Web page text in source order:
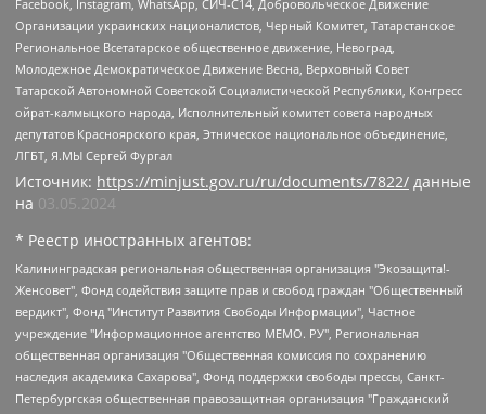
Facebook, Instagram, WhatsApp, СИЧ-С14, Добровольческое Движение
Организации украинских националистов, Черный Комитет, Татарстанское
Региональное Всетатарское общественное движение, Невоград,
Молодежное Демократическое Движение Весна, Верховный Совет
Татарской Автономной Советской Социалистической Республики, Конгресс
ойрат-калмыцкого народа, Исполнительный комитет совета народных
депутатов Красноярского края, Этническое национальное объединение,
ЛГБТ, Я.МЫ Сергей Фургал
Источник: https://minjust.gov.ru/ru/documents/7822/ данные
на 03.05.2024
* Реестр иностранных агентов:
Калининградская региональная общественная организация "Экозащита!-Женсовет", Фонд содействия защите прав и свобод граждан "Общественный вердикт", Фонд "Институт Развития Свободы Информации", Частное учреждение "Информационное агентство МЕМО. РУ", Региональная общественная организация "Общественная комиссия по сохранению наследия академика Сахарова", Фонд поддержки свободы прессы, Санкт-Петербургская общественная правозащитная организация "Гражданский контроль", Межрегиональная общественная организация "Информационно-просветительский центр "Мемориал", Региональный Фонд "Центр Защиты Прав Средств Массовой Информации", с 05.12.2023 Фонд "Центр Защиты Прав Средств массовой информации", Региональная общественная благотворительная организация помощи беженцам и мигрантам "Гражданское содействие", Негосударственное образовательное учреждение дополнительного профессионального образования (повышение квалификации) специалистов "АКАДЕМИЯ ПО ПРАВАМ ЧЕЛОВЕКА", Свердловская региональная общественная организация "Сутяжник", Автономная некоммерческая организация "Центр независимых социологических исследований", Союз общественных объединений "Российский исследовательский центр по правам человека", Региональное общественное учреждение научно-информационный центр "МЕМОРИАЛ", Некоммерческая организация "Фонд защиты гласности", Автономная некоммерческая организация "Институт прав человека", Городская общественная организация "Екатеринбургское общество "МЕМОРИАЛ", Городская общественная организация "Рязанское историко-просветительское и правозащитное общество "Мемориал" (Рязанский Мемориал), Челябинский региональный орган общественной самодеятельности – женское общественное объединение "Женщины Евразии", Челябинский региональный орган общественной самодеятельности "Уральская правозащитная группа", Фонд содействия защите здоровья и социальной справедливости имени Андрея Рылькова, Автономная Некоммерческая Организация "Аналитический Центр Юрия Левады", Автономная некоммерческая организация социальной поддержки населения "Проект Апрель", Региональная общественная организация помощи женщинам и детям, находящимся в кризисной ситуации "Информационно-методический центр "Анна", Фонд содействия развитию массовых коммуникаций и правовому просвещению "Так-так-Так", Фонд содействия устойчивому развитию "Серебряная тайга", Свердловский региональный общественный фонд социальных проектов "Новое время", "Idel.Реалии", Кавказ.Реалии, Крым.Реалии, Телеканал Настоящее Время, Татаро-башкирская служба Радио Свобода (Azatliq Radiosi), Радио Свободная Европа/Радио Свобода (PCE/PC), "Сибирь.Реалии", "Фактограф", Благотворительный фонд помощи осужденным и их семьям, Автономная некоммерческая организация "Институт глобализации и социальных движений", Фонд "В защиту прав заключенных", Частное учреждение "Центр поддержки и содействия развитию средств массовой информации", Пензенский региональный общественный благотворительный фонд "Гражданский союз", "Север.Реалии", Некоммерческая организация Фонд "Правовая инициатива", Общество с ограниченной ответственностью "Радио Свободная Европа/Радио Свобода", Чешское информационное агентство "MEDIUM-ORIENT", Красноярская региональная общественная организация "Мы против СПИДа", Камалягин Денис Николаевич, Маркелов Сергей Евгеньевич, Пономарев Лев Александрович, Савицкая Людмила Алексеевна, Автономная некоммерческая организация "Центр по работе с проблемой насилия "НАСИЛИЮ.НЕТ", Межрегиональный профессиональный союз работников здравоохранения "Альянс врачей", Юридическое лицо, зарегистрированное в Латвийской Республике, SIA "Medusa Project" (регистрационный номер 40103797863, дата регистрации 10.06.2014), Некоммерческая организация "Фонд по борьбе с коррупцией", Автономная некоммерческая организация "Институт права и публичной политики", Баданин Роман Сергеевич, Гликин Максим Александрович, Железнова Мария Михайловна, Лукьянова Юлия Сергеевна, Маетная Елизавета Витальевна, Маняхин Петр Борисович, Чуракова Ольга Владимировна, Ярош Юлия Петровна, Юридическое лицо "The Insider SIA", зарегистрированное в Риге, Латвийская Республика (дата регистрации 26.06.2015), являющееся администратором доменного имени интернет-издания "The Insider SIA", https://theins.ru, Постернак Алексей Евгеньевич, Рубин Михаил Аркадьевич, Анин Роман Александрович, Юридическое лицо Istories fonds, зарегистрированное в Латвийской Республике (регистрационный номер 50008295751, дата регистрации 24.02.2020), Великовский Дмитрий Александрович, Долинина Ирина Николаевна, Мароховская Алеся Алексеевна, Шлейнов Роман Юрьевич, Шмагун Олеся Валентиновна, Общество с ограниченной ответственностью "Альтаир 2021", Общество с ограниченной ответственностью "Вега 2021", Общество с ограниченной ответственностью "Главный редактор 2021", Общество с ограниченной ответственностью "Ромашки монолит", Важенков Артем Валерьевич, Ивановская областная общественная организация "Центр гендерных исследований", Гурман Юрий Альбертович, Медиапроект "ОВД-Инфо", Егоров Владимир Владимирович, Жилинский Владимир Александрович, Общество с ограниченной ответственностью "ЗП", Иванова София Юрьевна, Карезина Инна Павловна, Кильтау Екатерина Викторовна, Петров Алексей Викторович, Пискунов Сергей Евгеньевич, Смирнов Сергей Сергеевич, Тихонов Михаил Сергеевич, Общество с ограниченной ответственностью "ЖУРНАЛИСТ-ИНОСТРАННЫЙ АГЕНТ", Арапова Галина Юрьевна, Вольтская Татьяна Анатольевна, Американская компания "Mason G.E.S. Anonymous Foundation" (США), являющаяся владельцем интернет-издания https://mnews.world/, Компания "Stichting Bellingcat", зарегистрированная в Нидерландах (дата регистрации 11.07.2018), Захаров Андрей Вячеславович, Клепиковская Екатерина Дмитриевна, Общество с ограниченной ответственностью "МЕМО", Перл Роман Александрович, Симонов Евгений Алексеевич, Соловьева Елена Анатольевна, Сотников Даниил Владимирович, Сурначева Елизавета Дмитриевна, Автономная некоммерческая организация по защите прав человека и информированию населения "Якутия – Наше Мнение", Общество с ограниченной ответственностью "Москоу диджитал медиа", с 26.01.2023 Общество с ограниченной ответственностью "Чайка Белые сады", Ветошкина Валерия Валерьевна, Заговора Максим Александрович, Межрегиональное общественное движение "Российская ЛГБТ - сеть", Оленичев Максим Владимирович, Павлов Иван Юрьевич, Скворцова Елена Сергеевна, Общество с ограниченной ответственностью "Как бы инагент", Кочетков Игорь Викторович, Общество с ограниченной ответственностью "Честные выборы", Еланчик Олег Александрович, Общество с ограниченной ответственностью "Нобелевский призыв", Гималова Регина Эмилевна, Григорьев Андрей Валерьевич, Григорьева Алина Александровна, Ассоциация по содействию защите прав призывников, альтернативнослужащих и военнослужащих "Правозащитная группа "Гражданин.Армия.Право", Хисамова Регина Фаритовна, Автономная некоммерческая организация по реализации социально-правовых программ "Лилит", Дальневосточное общественное движение "Маяк", Санкт-Петербургская ЛГБТ-инициативная группа "Выход", Инициативная группа ЛГБТ+ "Реверс", Алексеев Андрей Викторович, Бекбулатова Таисия Львовна, Беляев Иван Михайлович, Владыкина Елена Сергеевна, Гельман Марат Александрович, Никульшина Вероника Юрьевна, Толоконникова Надежда Андреевна, Шендерович Виктор Анатольевич, Общество с ограниченной ответственностью "Данное сообщение", Общество с ограниченной ответственностью Издательский дом "Новая глава", Айнбиндер Александра Александровна, Московский комьюнити-центр для ЛГБТ+инициатив, Благотворительный фонд развития филантропии, Deutsche Welle (Германия, Kurt-Schumacher-Strasse 3, 53113 Bonn), Борзунова Мария Михайловна, Воробьев Виктор Викторович, Голубева Анна Львовна, Константинова Алла Михайловна, Малкова Ирина Владимировна, Мурадов Мурад Абдулгалимович, Осетинская Елизавета Николаевна, Понасенков Евгений Николаевич, Ганапольский Матвей Юрьевич, Киселев Евгений Алексеевич, Борухович Ирина Григорьевна, Дремин Иван Тимофеевич, Дубровский Дмитрий Викторович, Красноярская региональная общественная организация поддержки и развития альтернативных образовательных технологий и межкультурных коммуникаций "ИНТЕРРА", Маяковская Екатерина Алексеевна, Фейгин Марк Захарович, Филимонов Андрей Викторович, Дзугкоева Регина Николаевна, Доброхотов Роман Александрович, Дудь Юрий Александрович, Елкин Сергей Владимирович, Кругликов Кирилл Игоревич, Сабунаева Мария Леонидовна, Семенов Алексей Владимирович, Шаинян Карен Багратович, Шульман Екатерина Михайловна, Асафьев Артур Валерьевич, Вахштайн Виктор Семенович, Венедиктов Алексей Алексеевич, Лушникова Екатерина Евгеньевна, Волков Леонид Михайлович, Невзоров Александр Глебович, Пархоменко Сергей Борисович, Сироткин Ярослав Николаевич, Кара-Мурза Владимир Владимирович, Баранова Наталья Владимировна, Гозман Леонид Яковлевич, Кагарлицкий Борис Юльевич, Климарев Михаил Валерьевич, Милов Владимир Станиславович, Автономная некоммерческая организация Краснодарский центр современного искусства "Типография", Моргенштерн Алишер Тагирович, Соболь Любовь Эдуардовна, Общество с ограниченной ответственностью "ЛИЗА НОРМ", Каспаров Гарри Кимович, Ходорковский Михаил Борисович, Общество с ограниченной ответственностью "Апрельские тезисы", Данилович Ирина Брониславовна, Кашин Олег Владимирович, Петров Николай Владимирович, Пивоваров Алексей Владимирович, Соколов Михаил Владимирович, Цветкова Юлия Владимировна, Чичваркин Евгений Александрович, Комитет против пыток/Команда против пыток, Общество с ограниченной ответственностью "Первый научный", Общество с ограниченной ответственностью "Вертолет и ко", Белоцерковская Вероника Борисовна, Кац Максим Евгеньевич, Лазарева Татьяна Юрьевна, Шаведдинов Руслан Табризович, Яшин Илья Валерьевич, Общество с ограниченной ответственностью "Иноагент ААВ", Алешковский Дмитрий Петрович, Альбац Евгения Марковна, Быков Дмитрий Львович, Галямина Юлия Евгеньевна, Лойко Сергей Леонидович, Мартынов Кирилл Константинович, Медведев Сергей Александрович, Крашенинников Федор Геннадиевич, Гордеева Катерина Вл